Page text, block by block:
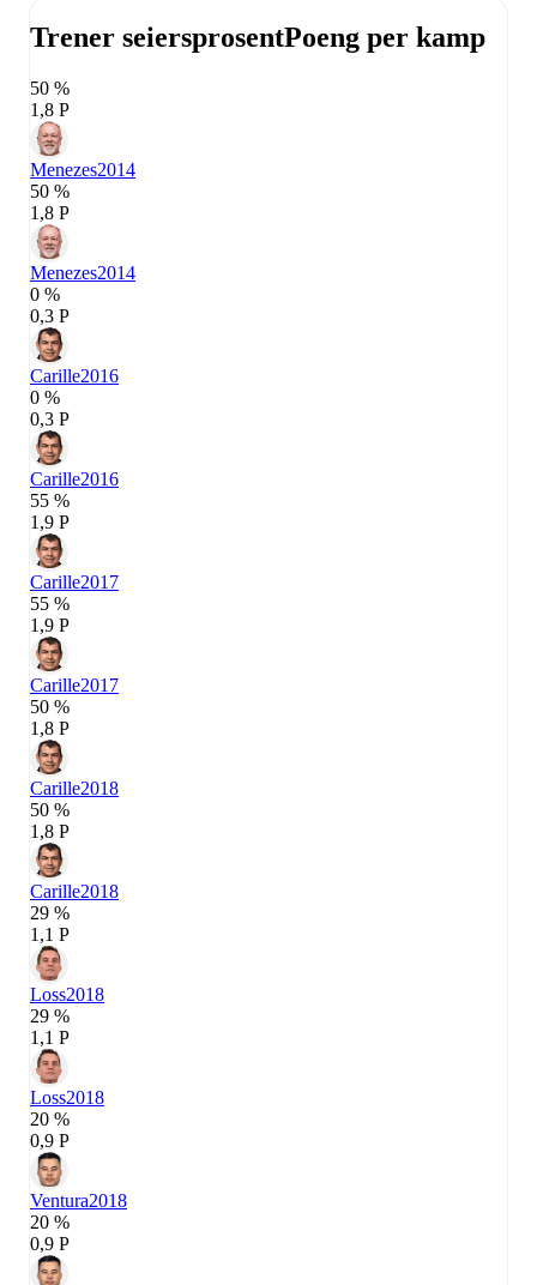
Trener seiersprosentPoeng per kamp
50 %
1,8 P
Menezes2014
50 %
1,8 P
Menezes2014
0 %
0,3 P
Carille2016
0 %
0,3 P
Carille2016
55 %
1,9 P
Carille2017
55 %
1,9 P
Carille2017
50 %
1,8 P
Carille2018
50 %
1,8 P
Carille2018
29 %
1,1 P
Loss2018
29 %
1,1 P
Loss2018
20 %
0,9 P
Ventura2018
20 %
0,9 P